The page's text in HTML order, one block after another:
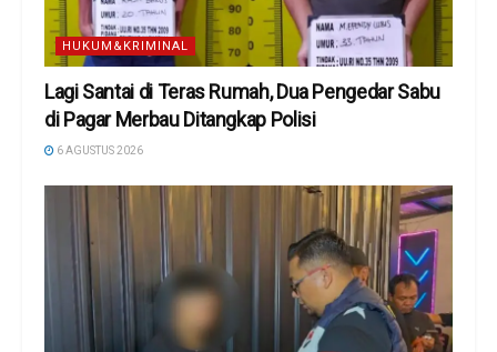
HUKUM&KRIMINAL
Lagi Santai di Teras Rumah, Dua Pengedar Sabu
di Pagar Merbau Ditangkap Polisi
6 AGUSTUS 2026